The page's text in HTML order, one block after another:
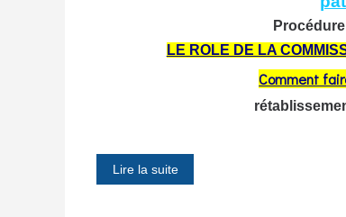
LE ROLE DE LA
Comment
Lire la suite